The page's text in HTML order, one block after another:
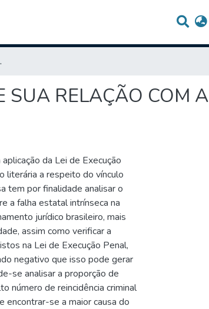
CRIMINAL
SUA RELAÇÃO COM A
da Lei de Execução
literária a respeito do vínculo
tem por finalidade analisar o
a falha estatal intrínseca na
jurídico brasileiro, mais
assim como verificar a
na Lei de Execução Penal,
negativo que isso pode gerar
se analisar a proporção de
número de reincidência criminal
encontrar-se a maior causa do